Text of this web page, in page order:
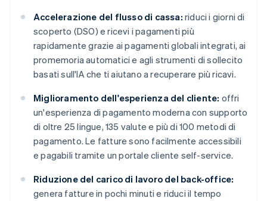
Accelerazione del flusso di cassa: riduci i giorni di
scoperto (DSO) e ricevi i pagamenti più
rapidamente grazie ai pagamenti globali integrati, ai
promemoria automatici e agli strumenti di sollecito
basati sull'IA che ti aiutano a recuperare più ricavi.
Miglioramento dell'esperienza del cliente: offri
un'esperienza di pagamento moderna con supporto
di oltre 25 lingue, 135 valute e più di 100 metodi di
pagamento. Le fatture sono facilmente accessibili
e pagabili tramite un portale cliente self-service.
Riduzione del carico di lavoro del back-office:
genera fatture in pochi minuti e riduci il tempo